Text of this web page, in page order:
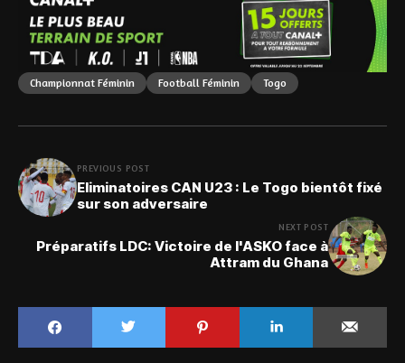
Championnat Féminin Football Féminin Togo
PREVIOUS POST
Eliminatoires CAN U23 : Le Togo bientôt fixé
sur son adversaire
NEXT POST
Préparatifs LDC: Victoire de l'ASKO face à
Attram du Ghana